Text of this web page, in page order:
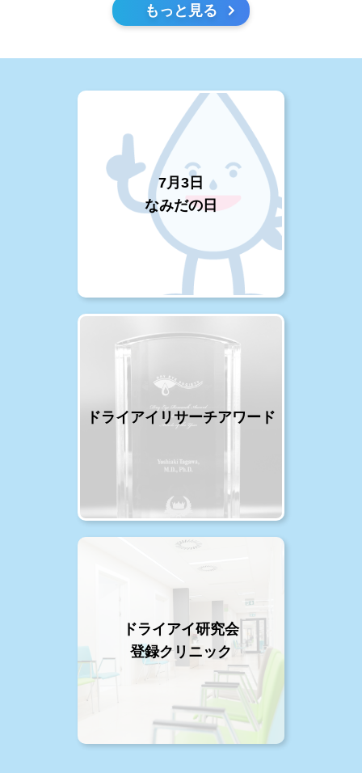
もっと見る
7月3日
なみだの日
ドライアイリサーチアワード
ドライアイ研究会
登録クリニック